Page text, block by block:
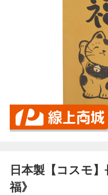
日本製【コスモ
福》